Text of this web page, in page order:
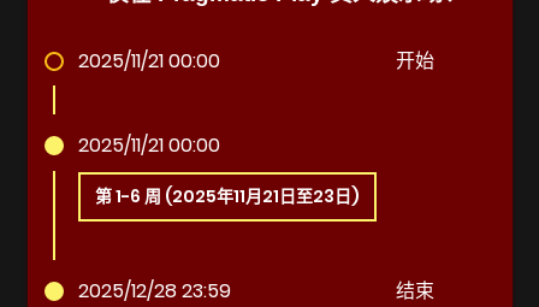
2025/11/21 00:00 开始
2025/11/21 00:00
第 1-6 周 (2025年11月21日至23日)
2025/12/28 23:59 结束